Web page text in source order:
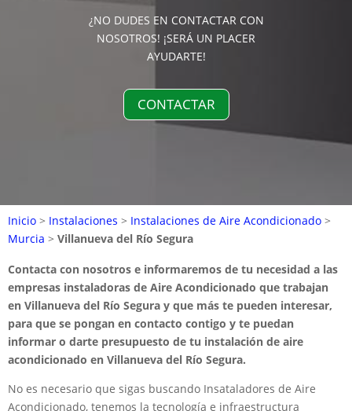
¿NO DUDES EN CONTACTAR CON
NOSOTROS! ¡SERÁ UN PLACER
AYUDARTE!
CONTACTAR
Inicio > Instalaciones > Instalaciones de Aire Acondicionado >
Murcia > Villanueva del Río Segura
Contacta con nosotros e informaremos de tu necesidad a las
empresas instaladoras de Aire Acondicionado que trabajan
en Villanueva del Río Segura y que más te pueden interesar,
para que se pongan en contacto contigo y te puedan
informar o darte presupuesto de tu instalación de aire
acondicionado en Villanueva del Río Segura.
No es necesario que sigas buscando Insataladores de Aire
Acondicionado, tenemos la tecnología e infraestructura